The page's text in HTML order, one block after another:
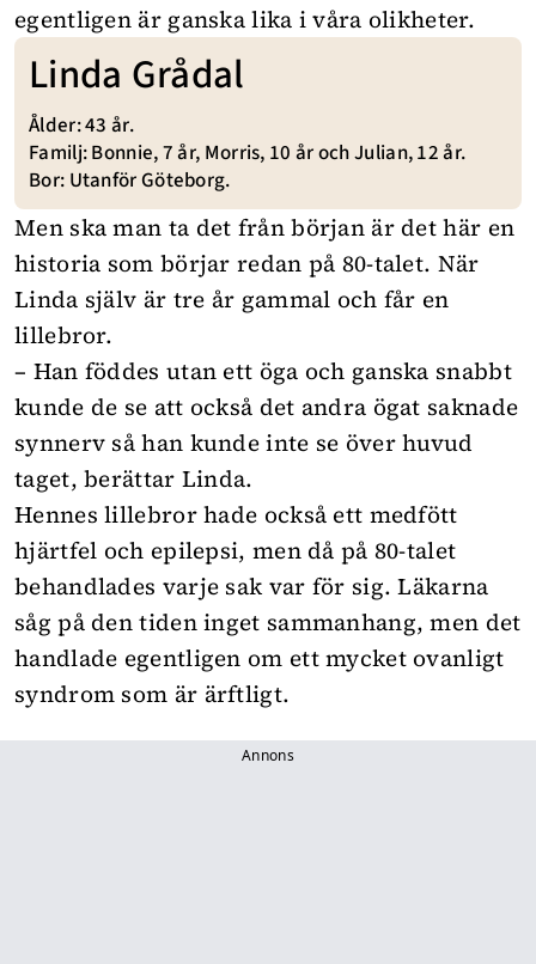
egentligen är ganska lika i våra olikheter.
Linda Grådal
Ålder: 43 år.
Familj: Bonnie, 7 år, Morris, 10 år och Julian, 12 år.
Bor: Utanför Göteborg.
Men ska man ta det från början är det här en
historia som börjar redan på 80-talet. När
Linda själv är tre år gammal och får en
lillebror.
– Han föddes utan ett öga och ganska snabbt
kunde de se att också det andra ögat saknade
synnerv så han kunde inte se över huvud
taget, berättar Linda.
Hennes lillebror hade också ett medfött
hjärtfel och epilepsi, men då på 80-talet
behandlades varje sak var för sig. Läkarna
såg på den tiden inget sammanhang, men det
handlade egentligen om ett mycket ovanligt
syndrom som är ärftligt.
Annons